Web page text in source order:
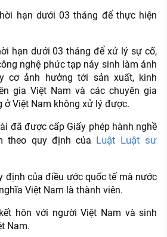
hạn dưới 03 tháng để thực hiện
hạn dưới 03 tháng để xử lý sự cố,
nghệ phức tạp nảy sinh làm ảnh
cơ ảnh hưởng tới sản xuất, kinh
gia Việt Nam và các chuyên gia
ở Việt Nam không xử lý được.
đã được cấp Giấy phép hành nghề
theo quy định của Luật Luật sư
định của điều ước quốc tế mà nước
Việt Nam là thành viên.
hôn với người Việt Nam và sinh
Nam.